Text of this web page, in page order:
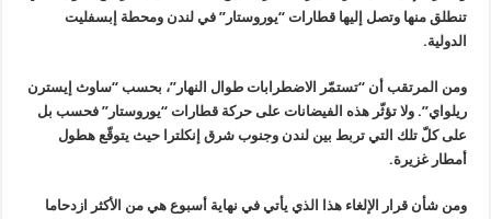
تنطلق منها وتصل إليها قطارات “يوروستار” في لندن ومحطة إبسفليت
الدولية.
ومن المرتقب أن “تستمّر الاضطرابات طوال النهار”، بحسب “ساوث إيسترن
ريلواي”. ولا تؤثّر هذه الفيضانات على حركة قطارات “يوروستار” فحسب بل
على كلّ تلك التي تربط بين لندن وجنوب شرق إنكلترا حيث يتوقّع هطول
أمطار غزيرة.
ومن شأن قرار الإلغاء هذا الذي يأتي في نهاية أسبوع هي من الأكثر ازدحاما